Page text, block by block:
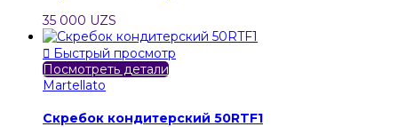
35 000 UZS
 Быстрый просмотр
Посмотреть детали
Martellato
Скребок кондитерский 50RTF1